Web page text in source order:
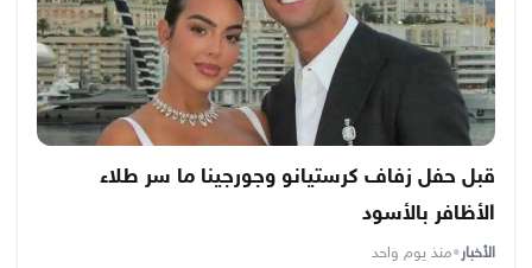
قبل حفل زفاف كرستيانو وجورجينا ما سر طلاء
الأظافر بالأسود
الأخبار•منذ يوم واحد